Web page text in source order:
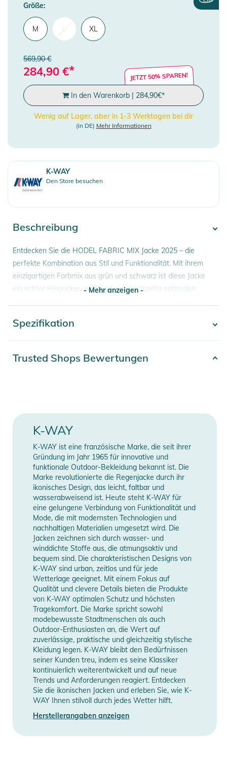
Größe:
M XL
569,90 €
284,90 €* JETZT 50% SPAREN!
In den Warenkorb | 284,90€*
Wenig auf Lager, aber in 1-3 Werktagen bei dir
(in DE) Mehr Informationen
K-WAY
Den Store besuchen
Beschreibung
Entdecken Sie die HODEL FABRIC MIX Jacke 2025 – die
perfekte Kombination aus Stil und Funktionalität. Mit ihrem
einzigartigen Farbmix aus grün und schwarz ist diese Jacke
ein echter Hingucker, während sie gleichzeitig optimalen
sowohl in der Stadt als auch in der Natur bestens
ausgestattet sind.
Eigenschaften:
- Moderne Passform: Die sportliche Schnittführung bietet eine
ideale Bewegungsfreiheit, ohne dabei auf Stil zu verzichten.
wasserabweisenden Beschichtung versehen, die Sie bei
leichtem Regen schützt.
- Praktische Taschen: Ausgestattet mit mehreren Taschen,
bietet die Jacke ausreichend Platz für Ihre Essentials.
- Vielseitig kombinierbar: Ideal für sportliche Aktivitäten oder
als modisches Statement in der Freizeit.
Produktinformationen und
Sicherheitshinweise
Gebrauchsanweisungen, Sicherheitshinweise und Warnungen
finden Sie direkt am Produkt.
- Mehr anzeigen -
Spezifikation
Manufacturer
Information
Herstellerangaben
anzeigen
Trusted Shops Bewertungen
K-WAY
K-WAY ist eine französische Marke, die seit ihrer
Gründung im Jahr 1965 für innovative und
funktionale Outdoor-Bekleidung bekannt ist. Die
Marke revolutionierte die Regenjacke durch ihr
ikonisches Design, das leicht, faltbar und
wasserabweisend ist. Heute steht K-WAY für
eine gelungene Verbindung von Funktionalität und
Mode, die mit modernsten Technologien und
nachhaltigen Materialien umgesetzt wird. Die
Jacken zeichnen sich durch wasser- und
winddichte Stoffe aus, die atmungsaktiv und
bequem sind. Die charakteristischen Designs von
K-WAY sind urban, zeitlos und für jede
Wetterlage geeignet. Mit einem Fokus auf
Qualität und clevere Details bieten die Produkte
von K-WAY optimalen Schutz und höchsten
Tragekomfort. Die Marke spricht sowohl
modebewusste Stadtmenschen als auch
Outdoor-Enthusiasten an, die Wert auf
zuverlässige, praktische und gleichzeitig stylische
Kleidung legen. K-WAY bleibt den Bedürfnissen
seiner Kunden treu, indem es seine Klassiker
kontinuierlich weiterentwickelt und auf neue
Trends und Anforderungen reagiert. Entdecken
Sie die ikonischen Jacken und erleben Sie, wie K-
WAY Ihnen stilvoll durch jedes Wetter hilft.
Herstellerangaben anzeigen